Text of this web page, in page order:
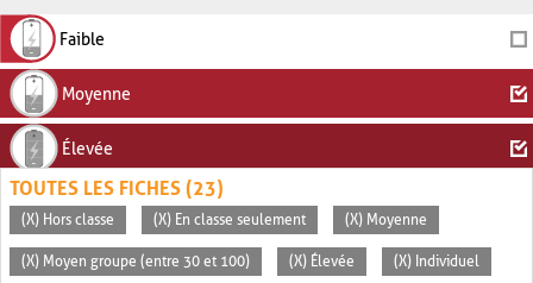
Faible
Moyenne
Élevée
TOUTES LES FICHES (23)
(X) Hors classe (X) En classe seulement (X) Moyenne
(X) Moyen groupe (entre 30 et 100) (X) Élevée (X) Individuel